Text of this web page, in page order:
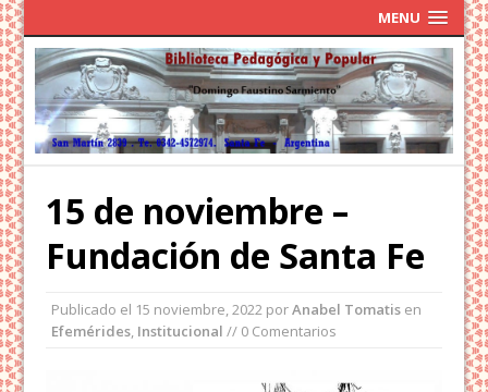
MENU
15 de noviembre –
Fundación de Santa Fe
Publicado el 15 noviembre, 2022 porAnabel Tomatis en
Efemérides Institucional // 0 Comentarios